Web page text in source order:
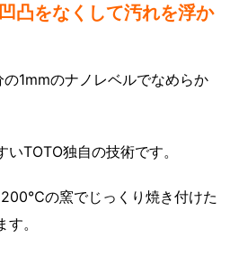
凸をなくして汚れを浮か
1mmのナノレベルでなめらか
TOTO独自の技術です。
の窯でじっくり焼き付けた
。